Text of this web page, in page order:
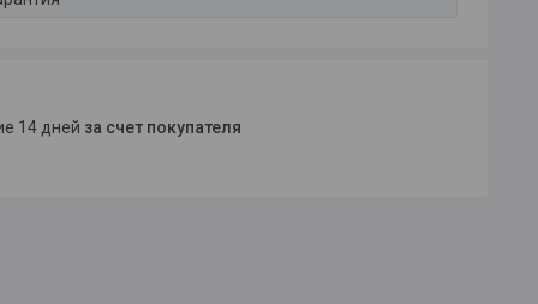
14 дней за счет покупателя